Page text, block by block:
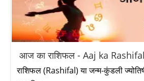
➔हनुमान जयन्ती 2027
➔गुड फ्राइडे 2027
➔बैसाखी 2027
आज का राशिफल - Aaj ka Rashifal
राशिफल (Rashifal) या जन्म-कुंडली